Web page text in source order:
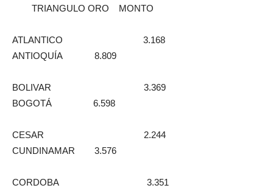
TRIANGULO ORO MONTO
ATLANTICO 3.168
ANTIOQUÍA 8.809
BOLIVAR 3.369
BOGOTÁ 6.598
CESAR 2.244
CUNDINAMAR 3.576
CORDOBA 3.351